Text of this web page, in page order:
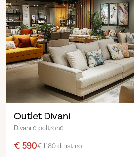
Outlet Divani
Divani e poltrone
€ 590€ 1.180 di listino